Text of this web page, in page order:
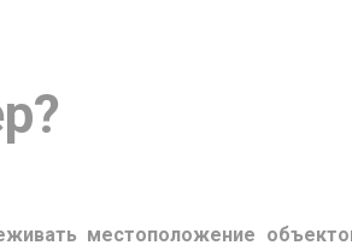
местоположение